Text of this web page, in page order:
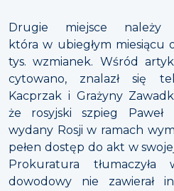
Drugie miejsce
która w ubiegłym miesiącu
tys. wzmianek. Wśród
cytowano, znalazł się
Kacprzak i Grażyny
że rosyjski szpieg Paweł
wydany Rosji w ramach
pełen dostęp do akt w
Prokuratura tłumaczyła
dowodowy nie zawierał